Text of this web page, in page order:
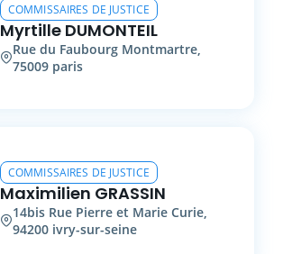
COMMISSAIRES DE JUSTICE
Myrtille DUMONTEIL
Rue du Faubourg Montmartre,
75009 paris
COMMISSAIRES DE JUSTICE
Maximilien GRASSIN
14bis Rue Pierre et Marie Curie,
94200 ivry-sur-seine